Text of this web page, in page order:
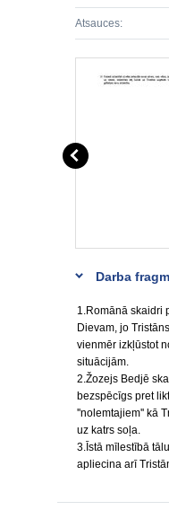
Atsauces:
Darba
1.Romānā skaidri
Dievam, jo
vienmēr izkļūstot
situācijām.
2.Žozejs Bedjē
bezspēcīgs pret
''nolemtajiem'' kā
uz katrs soļa.
3.Īstā mīlestībā
apliecina arī